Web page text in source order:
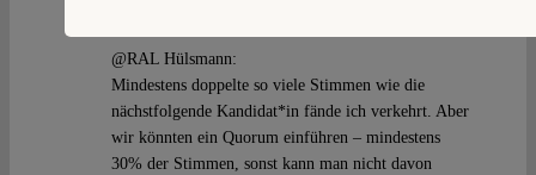
@RAL Hülsmann:
Mindestens doppelte so viele Stimmen wie die
nächstfolgende Kandidat*in fände ich verkehrt. Aber
wir könnten ein Quorum einführen – mindestens
30% der Stimmen, sonst kann man nicht davon